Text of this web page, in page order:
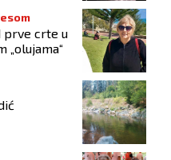
prve crte u
„olujama“